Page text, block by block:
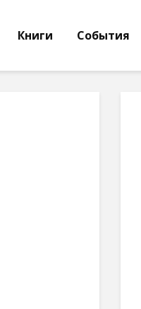
Книги События